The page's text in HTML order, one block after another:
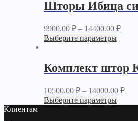
Шторы Ибица
9900.00 ₽– 14400.00 ₽
Выберите параметры
Комплект штор
10500.00 ₽– 14000.00 ₽
Выберите параметры
Клиентам